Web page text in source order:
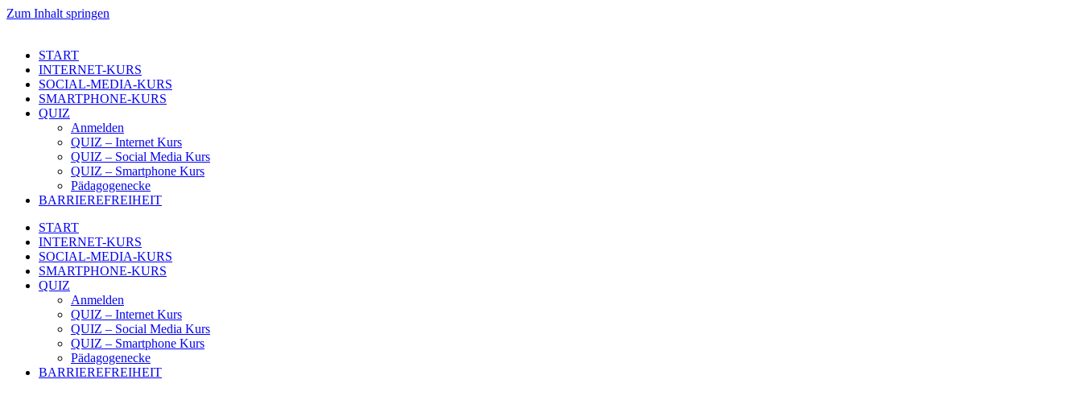
Zum Inhalt springen
START
INTERNET-KURS
SOCIAL-MEDIA-KURS
SMARTPHONE-KURS
QUIZ
Anmelden
QUIZ – Internet Kurs
QUIZ – Social Media Kurs
QUIZ – Smartphone Kurs
Pädagogenecke
BARRIEREFREIHEIT
START
INTERNET-KURS
SOCIAL-MEDIA-KURS
SMARTPHONE-KURS
QUIZ
Anmelden
QUIZ – Internet Kurs
QUIZ – Social Media Kurs
QUIZ – Smartphone Kurs
Pädagogenecke
BARRIEREFREIHEIT